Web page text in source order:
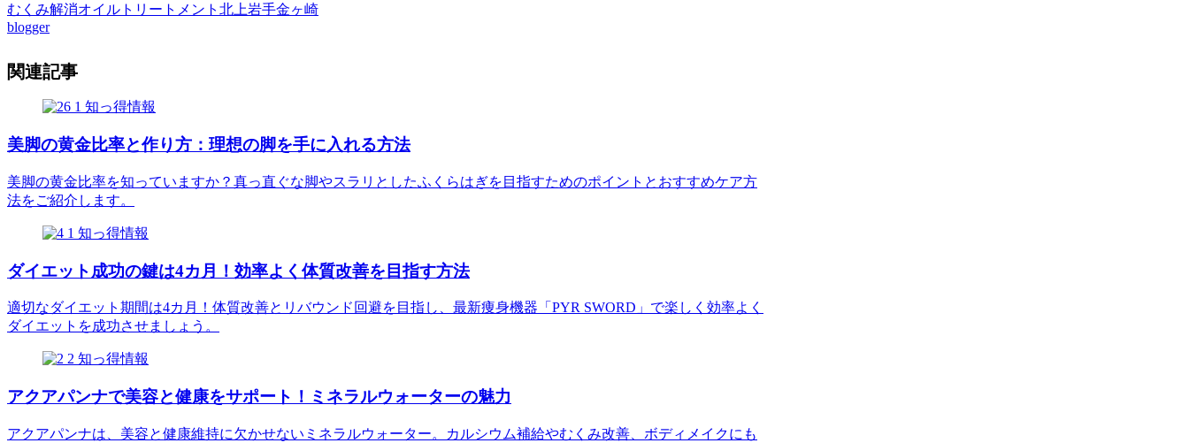
むくみ解消オイルトリートメント 北上岩手金ヶ崎
blogger
関連記事
知っ得情報
美脚の黄金比率と作り方：理想の脚を手に入れる方法
美脚の黄金比率を知っていますか？真っ直ぐな脚やスラリとしたふくらはぎを目指すためのポイントとおすすめケア方
法をご紹介します。
知っ得情報
ダイエット成功の鍵は4カ月！効率よく体質改善を目指す方法
適切なダイエット期間は4カ月！体質改善とリバウンド回避を目指し、最新痩身機器「PYR SWORD」で楽しく効率よく
ダイエットを成功させましょう。
知っ得情報
アクアパンナで美容と健康をサポート！ミネラルウォーターの魅力
アクアパンナは、美容と健康維持に欠かせないミネラルウォーター。カルシウム補給やむくみ改善、ボディメイクにも